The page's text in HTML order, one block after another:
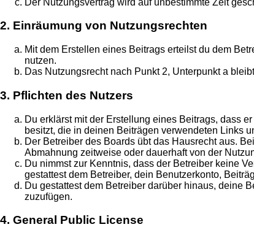
2. Einräumung von Nutzungsrechten
Mit dem Erstellen eines Beitrags erteilst du dem
nutzen.
Das Nutzungsrecht nach Punkt 2, Unterpunkt a
3. Pflichten des Nutzers
Du erklärst mit der Erstellung eines Beitrags, dass
besitzt, die in deinen Beiträgen verwendeten Links
Der Betreiber des Boards übt das Hausrecht aus.
Abmahnung zeitweise oder dauerhaft von der
Du nimmst zur Kenntnis, dass der Betreiber keine
gestattest dem Betreiber, dein Benutzerkonto,
Du gestattest dem Betreiber darüber hinaus, deine
zuzufügen.
4. General Public License